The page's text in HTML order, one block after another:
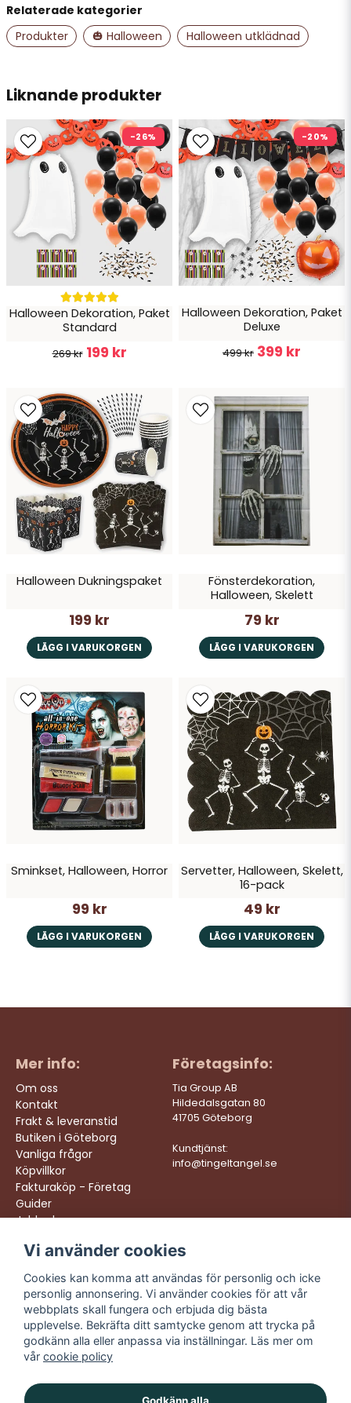
email
Mejladress
Ja, ni får publicera min fråga
Skicka fråga
för 3 år sedan
Kanon bra
Otroligt bra service
Vlad N
för 4 år sedan
⭐⭐⭐⭐⭐
Liknande produkter
Halloween Dekoration, Paket
Standard
269 kr 199 kr
-26%
Halloween Dekoration, Paket
Deluxe
499 kr 399 kr
-20%
Halloween Dukningspaket
199 kr
LÄGG I VARUKORGEN
Fönsterdekoration,
Halloween, Skelett
79 kr
LÄGG I VARUKORGEN
Sminkset, Halloween, Horror
99 kr
LÄGG I VARUKORGEN
Servetter, Halloween, Skelett,
16-pack
49 kr
LÄGG I VARUKORGEN
Relaterade kategorier
Produkter
🎃 Halloween Halloween utklädnad
Mer info:
Om oss
Kontakt
Frakt & leveranstid
Butiken i Göteborg
Vanliga frågor
Köpvillkor
Fakturaköp - Företag
Guider
Jobba hos oss
Företagsinfo:
Tia Group AB
Hildedalsgatan 80
41705 Göteborg
Kundtjänst:
info@tingeltangel.se
Följ oss:
Instagram
Facebook
TikTok
YouTube
Vi levererar:
Snabba leveranser
Trygga köp
Fri frakt över 499:-
Trevlig kundtjänst
Vi använder cookies
Cookies kan komma att användas för personlig och icke
personlig annonsering. Vi använder cookies för att vår
webbplats skall fungera och erbjuda dig bästa
upplevelse. Bekräfta ditt samtycke genom att trycka på
godkänn alla eller anpassa via inställningar. Läs mer om
vår cookie policy
Godkänn alla